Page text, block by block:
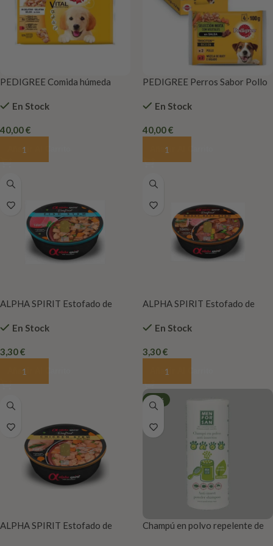
PEDIGREE Comida húmeda
con Arroz en Gelatina,
x 100g)
En Stock
40,00€
Añadir Al Carrito
PEDIGREE Perros Sabor Pollo
Multipack (13 Packs x 4 bolsitas
En Stock
40,00€
Añadir Al Carrito
ALPHA SPIRIT Estofado de
En Stock
3,30€
Añadir Al Carrito
ALPHA SPIRIT Estofado de
280Gramos
En Stock
3,30€
Añadir Al Carrito
ALPHA SPIRIT Estofado de
-20%
Champú en polvo repelente de